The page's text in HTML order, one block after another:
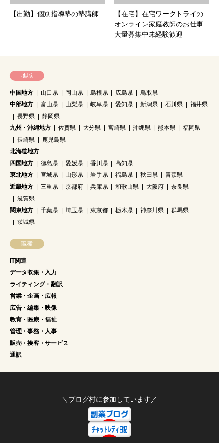
【出勤】個別指導塾の塾講師
【在宅】在宅ワークトライの
オンライン家庭教師のお仕事
大量募集中未経験歓迎
地域
中国地方 山口県 岡山県 島根県 広島県
鳥取県
中部地方
富山県 山梨県 岐阜県 愛知県 新潟県 石川県
福井県
長野県
静岡県
九州・沖縄地方
佐賀県 大分県 宮崎県 沖縄県 熊本県
福岡県
長崎県
鹿児島県
北海道地方
四国地方
徳島県 愛媛県 香川県
高知県
東北地方
宮城県 山形県 岩手県 福島県 秋田県
青森県
近畿地方
三重県 京都府 兵庫県 和歌山県 大阪府
奈良県
滋賀県
関東地方
千葉県 埼玉県 東京都 栃木県 神奈川県
群馬県
茨城県
職種
IT関連
データ収集・入力
ライティング・翻訳
営業・企画・広報
広告・編集・映像
教育・医療・福祉
管理・事務・人事
販売・接客・サービス
通訳
＼ブログ村に参加しています／